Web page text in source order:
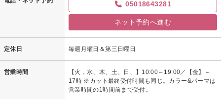
05018643281
ネット予約へ進む
定休日 毎週月曜日＆第三日曜日
営業時間
【火，水、木、土、日、】10:00～19:00／【金】～
17時 ※カット最終受付時間も同じ。カラー&パーマは
営業時間の1時間前まで受付。